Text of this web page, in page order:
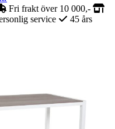
Fri frakt över 10 000,-
service
45 års